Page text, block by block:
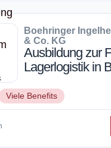
Boehringer
& Co. KG
Ausbildung zur
Lagerlogistik in
Viele Benefits